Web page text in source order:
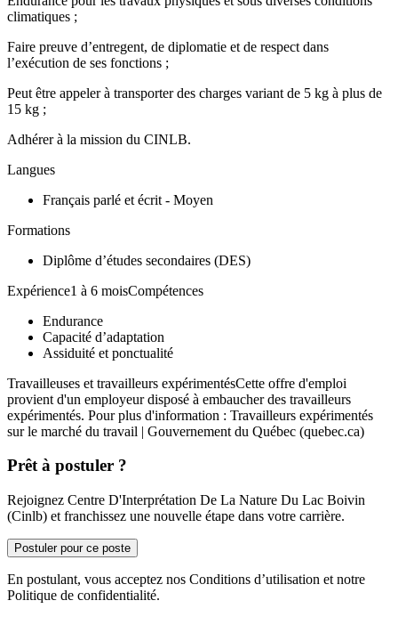
climatiques ;
Faire preuve d’entregent, de diplomatie et de respect dans
l’exécution de ses fonctions ;
Peut être appeler à transporter des charges variant de 5 kg à plus de
15 kg ;
Adhérer à la mission du CINLB.
Langues
Français parlé et écrit - Moyen
Formations
Diplôme d’études secondaires (DES)
Expérience1 à 6 moisCompétences
Endurance
Capacité d’adaptation
Assiduité et ponctualité
Travailleuses et travailleurs expérimentésCette offre d'emploi
provient d'un employeur disposé à embaucher des travailleurs
expérimentés. Pour plus d'information : Travailleurs expérimentés
sur le marché du travail | Gouvernement du Québec (quebec.ca)
Prêt à postuler ?
Rejoignez Centre D'Interprétation De La Nature Du Lac Boivin
(Cinlb) et franchissez une nouvelle étape dans votre carrière.
Postuler pour ce poste
En postulant, vous acceptez nos Conditions d’utilisation et notre
Politique de confidentialité.